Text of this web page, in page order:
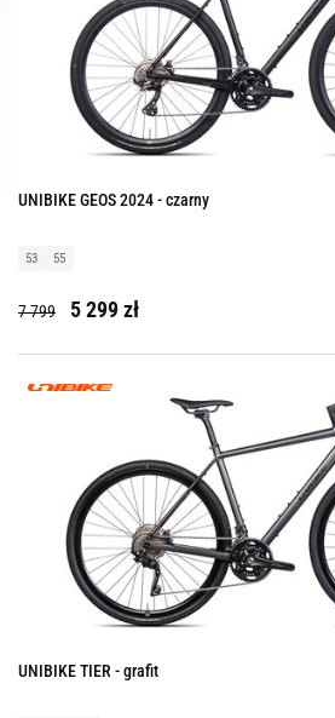
UNIBIKE GEOS 2024 - czarny
53 55
7 799 5 299 zł
UNIBIKE TIER - grafit